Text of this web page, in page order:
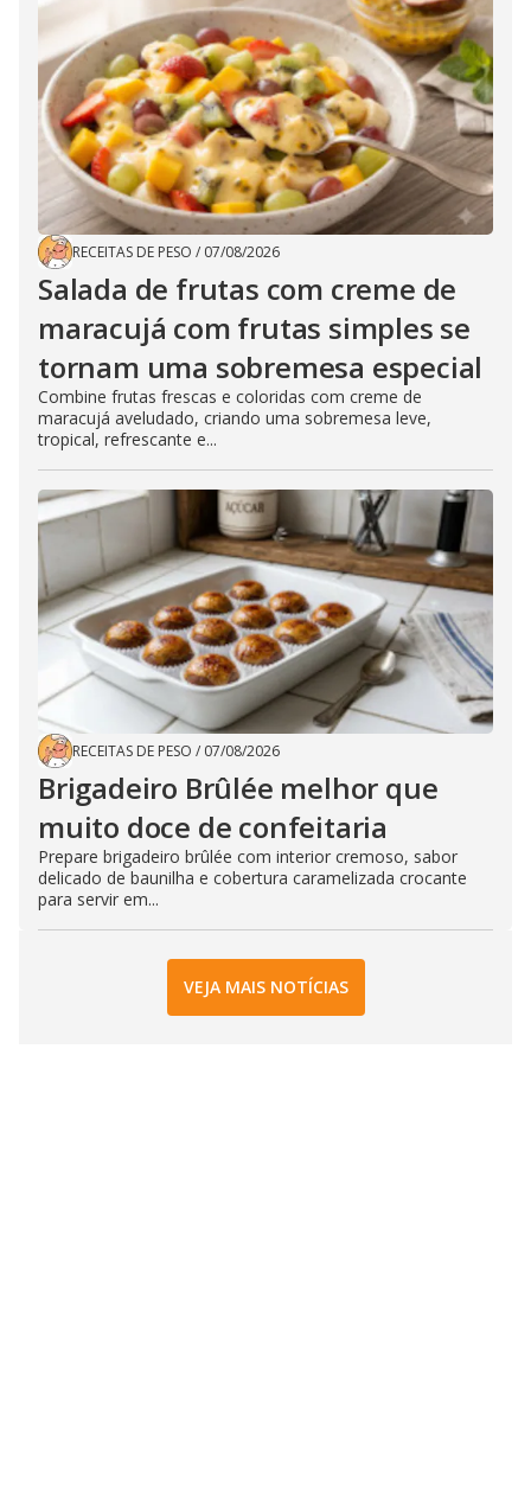
RECEITAS DE PESO / 07/08/2026
Salada de frutas com creme de
maracujá com frutas simples se
tornam uma sobremesa especial
Combine frutas frescas e coloridas com creme de
maracujá aveludado, criando uma sobremesa leve,
tropical, refrescante e...
RECEITAS DE PESO / 07/08/2026
Brigadeiro Brûlée melhor que
muito doce de confeitaria
Prepare brigadeiro brûlée com interior cremoso, sabor
delicado de baunilha e cobertura caramelizada crocante
para servir em...
VEJA MAIS NOTÍCIAS